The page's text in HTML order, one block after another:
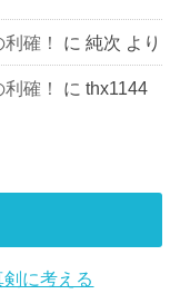
確！ に純次 より
確！ にthx1144
に考える